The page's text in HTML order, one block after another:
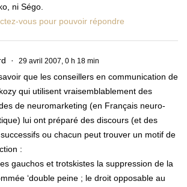
ni Ségo.
vous pour pouvoir répondre
29 avril 2007, 0 h 18 min
que les conseillers en communication de
qui utilisent vraisemblablement des
de neuromarketing (en Français neuro-
lui ont préparé des discours (et des
ou chacun peut trouver un motif de
:
gauchos et trotskistes la suppression de la
‘double peine ; le droit opposable au